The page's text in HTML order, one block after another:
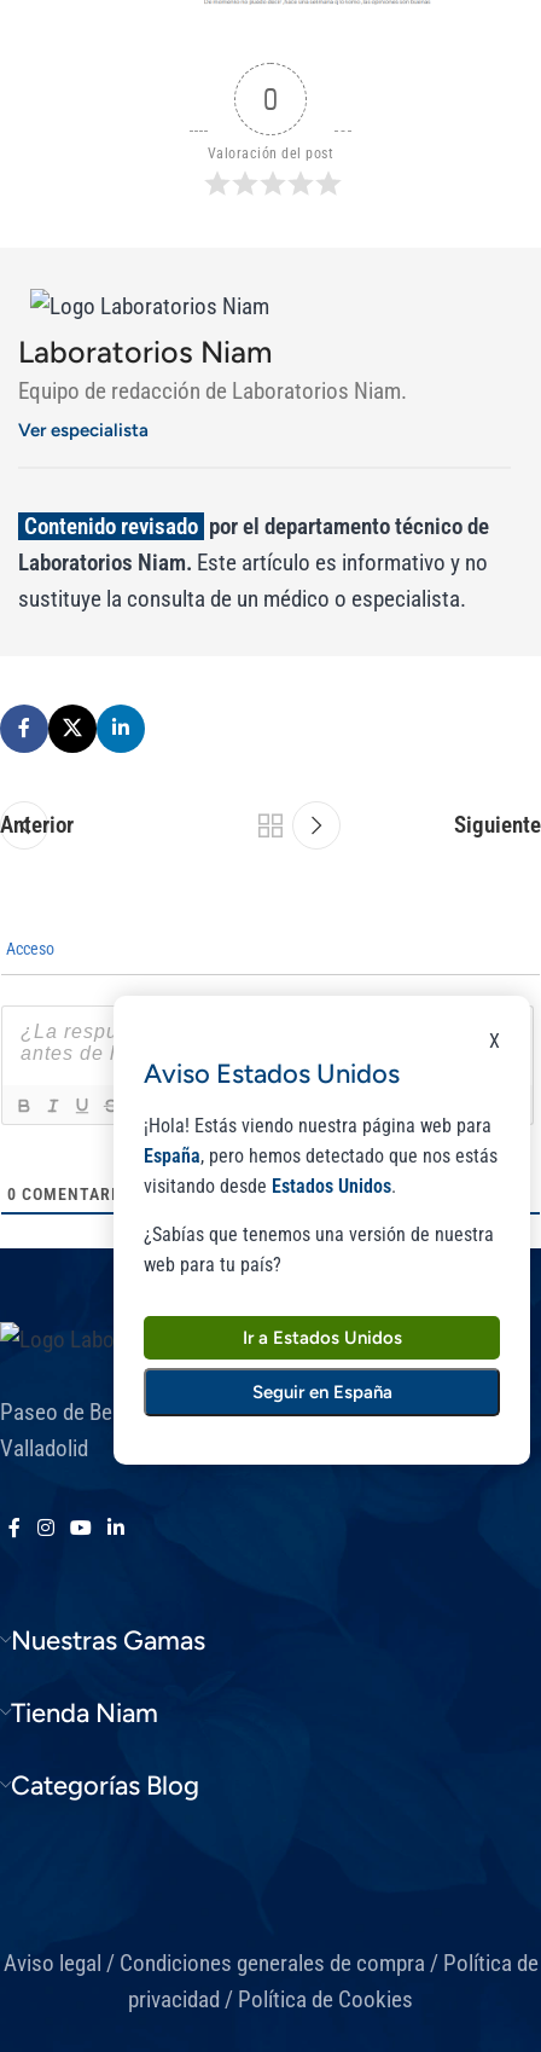
0
Valoración del post
Laboratorios Niam
Equipo de redacción de Laboratorios Niam.
Ver especialista
Contenido revisado por el departamento técnico de
Laboratorios Niam. Este artículo es informativo y no
sustituye la consulta de un médico o especialista.
Anterior Siguiente
Acceso
0 COMENTARIOS
Paseo de Belén, 9 A - Parque científico UVA. 47011 -
Valladolid
Nuestras Gamas
Tienda Niam
Categorías Blog
Aviso legal / Condiciones generales de compra / Política de
privacidad / Política de Cookies
X
Aviso Estados Unidos
¡Hola! Estás viendo nuestra página web para
España, pero hemos detectado que nos estás
visitando desde Estados Unidos.
¿Sabías que tenemos una versión de nuestra
web para tu país?
Ir a Estados Unidos
Seguir en España